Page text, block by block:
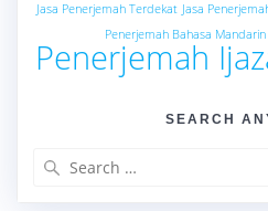
Jasa Penerjemah Terdekat Jasa
Penerjemah Bahasa Mandarin
Penerjemah
SEARCH